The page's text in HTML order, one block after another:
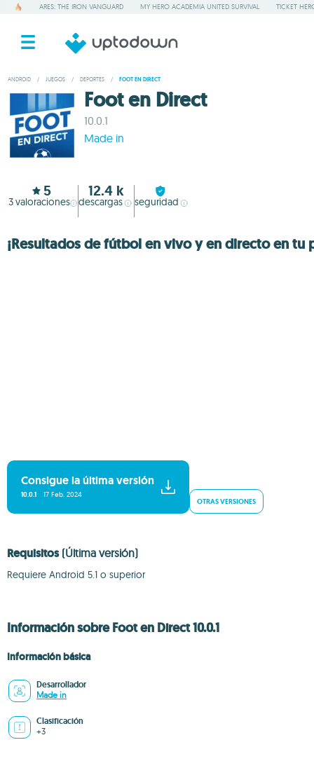
ARES: THE IRON VANGUARD MY HERO ACADEMIA UNITED SURVIVAL TICKET
ANDROID / JUEGOS / DEPORTES / FOOT EN DIRECT
Foot en Direct
10.0.1
Made in
5
3valoraciones
12.4 k
descargas seguridad
¡Resultados de fútbol en vivo y en directo en tu
Consigue la última versión
10.0.1 17 Feb. 2024
OTRAS VERSIONES
Requisitos (Última versión)
Requiere Android 5.1 o superior
Información sobre Foot en Direct 10.0.1
Información básica
Desarrollador
Made in
Clasificación
+3